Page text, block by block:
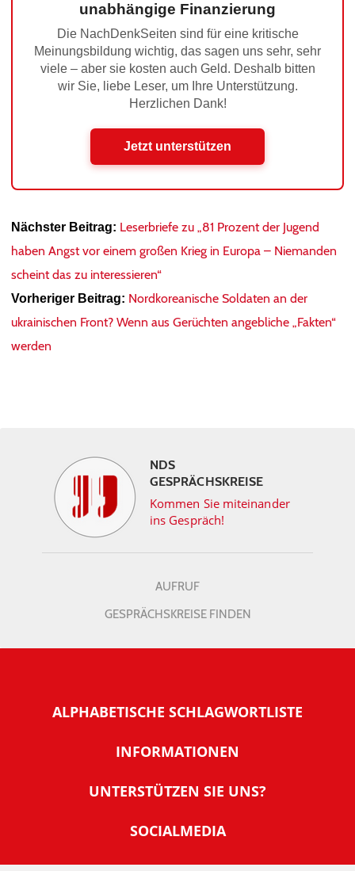
unabhängige Finanzierung
Die NachDenkSeiten sind für eine kritische
Meinungsbildung wichtig, das sagen uns sehr, sehr
viele – aber sie kosten auch Geld. Deshalb bitten
wir Sie, liebe Leser, um Ihre Unterstützung.
Herzlichen Dank!
Jetzt unterstützen
Nächster Beitrag: Leserbriefe zu „81 Prozent der Jugend
haben Angst vor einem großen Krieg in Europa – Niemanden
scheint das zu interessieren“
Vorheriger Beitrag: Nordkoreanische Soldaten an der
ukrainischen Front? Wenn aus Gerüchten angebliche „Fakten“
werden
NDS
GESPRÄCHSKREISE
Kommen Sie miteinander
ins Gespräch!
AUFRUF
GESPRÄCHSKREISE FINDEN
ALPHABETISCHE SCHLAGWORTLISTE
INFORMATIONEN
Warum NachDenkSeiten
Tipps zur Nutzung der NachDenkSeiten
Banner und E-Mail-Signaturen
UNTERSTÜTZEN SIE UNS?
SOCIALMEDIA